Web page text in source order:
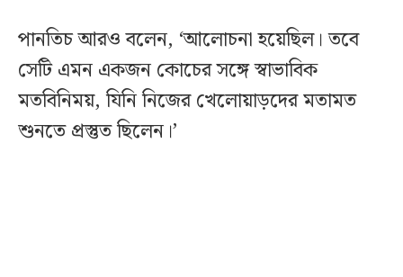
পানতিচ আরও বলেন, ‘আলোচনা হয়েছিল। তবে
সেটি এমন একজন কোচের সঙ্গে স্বাভাবিক
মতবিনিময়, যিনি নিজের খেলোয়াড়দের মতামত
শুনতে প্রস্তুত ছিলেন।’